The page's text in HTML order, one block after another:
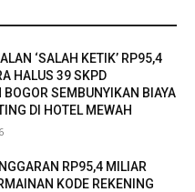
‘SALAH KETIK’ RP95,4
HALUS 39 SKPD
BOGOR SEMBUNYIKAN BIAYA
DI HOTEL MEWAH
RP95,4 MILIAR
KODE REKENING